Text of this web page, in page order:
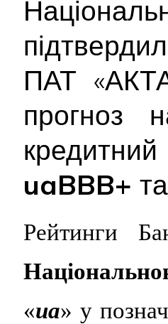
ПАТ
прогноз
кредитний
uaBBB+
Рейтинги
«ua» у